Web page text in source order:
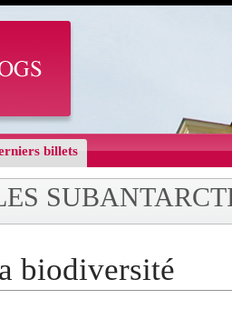
billets
biodiversité